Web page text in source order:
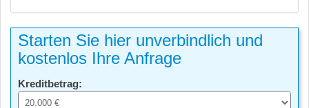
Starten Sie hier unverbindlich und
kostenlos Ihre Anfrage
Kreditbetrag: